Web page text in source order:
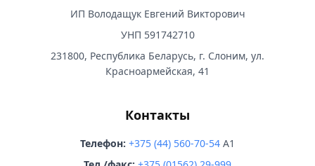
ИП Володащук Евгений Викторович
УНП 591742710
231800, Республика Беларусь, г. Слоним, ул.
Красноармейская, 41
Контакты
Телефон: +375 (44) 560-70-54 A1